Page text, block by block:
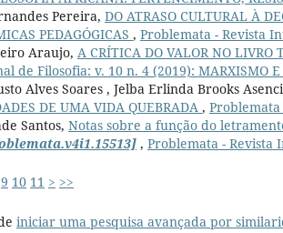
Pereira, DO ATRASO CULTURAL À
PEDAGÓGICAS , Problemata - Revista
Araujo, A CRÍTICA DO VALOR NO LIVRO
de Filosofia: v. 10 n. 4 (2019): MARXISMO
Alves Soares , Jelba Erlinda Brooks
DE UMA VIDA QUEBRADA , Problemata
Santos, Notas sobre a função do
, Problemata - Revista
9 10 11 > >>
iniciar uma pesquisa avançada por